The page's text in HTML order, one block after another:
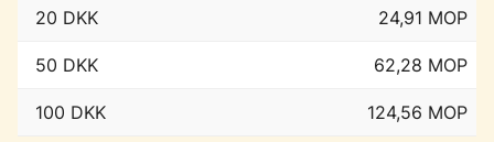
20 DKK 24,91 MOP
50 DKK 62,28 MOP
100 DKK 124,56 MOP